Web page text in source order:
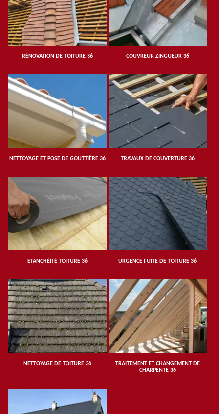
RÉNOVATION DE TOITURE 36 COUVREUR ZINGUEUR 36
NETTOYAGE ET POSE DE GOUTTIÈRE 36 TRAVAUX DE COUVERTURE 36
ETANCHÉITÉ TOITURE 36 URGENCE FUITE DE TOITURE 36
NETTOYAGE DE TOITURE 36
TRAITEMENT ET CHANGEMENT DE
CHARPENTE 36